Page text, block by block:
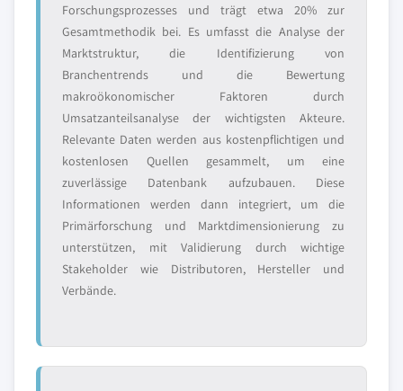
Forschungsprozesses und trägt etwa 20% zur
Gesamtmethodik bei. Es umfasst die Analyse der
Marktstruktur, die Identifizierung von
Branchentrends und die Bewertung
makroökonomischer Faktoren durch
Umsatzanteilsanalyse der wichtigsten Akteure.
Relevante Daten werden aus kostenpflichtigen und
kostenlosen Quellen gesammelt, um eine
zuverlässige Datenbank aufzubauen. Diese
Informationen werden dann integriert, um die
Primärforschung und Marktdimensionierung zu
unterstützen, mit Validierung durch wichtige
Stakeholder wie Distributoren, Hersteller und
Verbände.